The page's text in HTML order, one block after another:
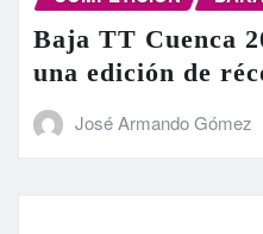
Baja TT Cuenca
una edición de
José Armando Gómez